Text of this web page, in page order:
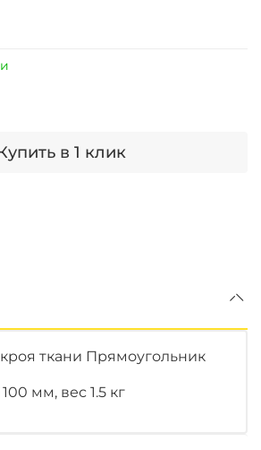
в 1 клик
ткани Прямоугольник
мм, вес 1.5 кг